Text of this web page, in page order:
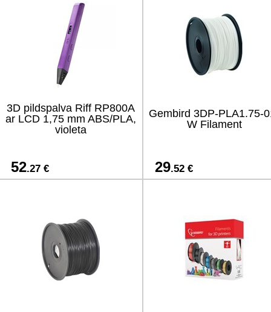
3D pildspalva Riff RP800A
ar LCD 1,75 mm ABS/PLA,
violeta
52.27 €
Gembird 3DP-PLA1.75-
W Filament
29.52 €